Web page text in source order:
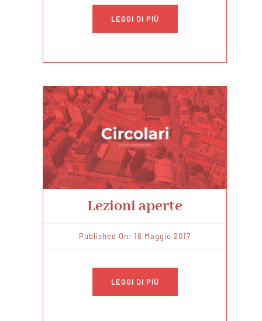
LEGGI DI PIÙ
Lezioni aperte
Published On: 16 Maggio 2017
LEGGI DI PIÙ